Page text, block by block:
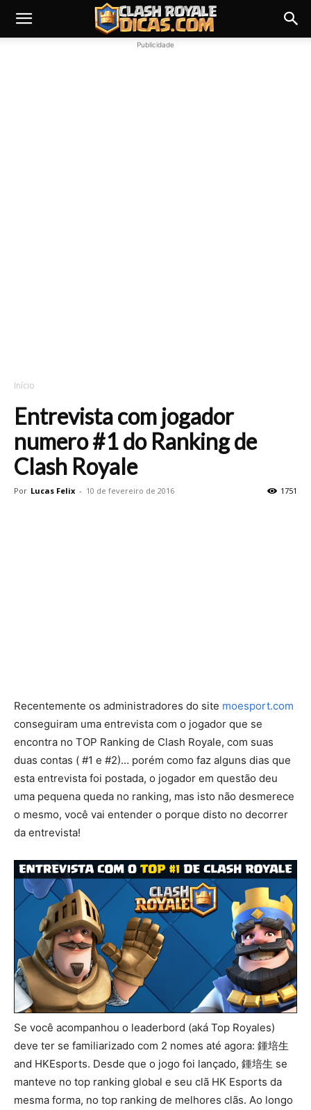
Publicidade
Início
Entrevista com jogador
numero #1 do Ranking de
Clash Royale
Por Lucas Felix - 10 de fevereiro de 2016 1751
Recentemente os administradores do site moesport.com
conseguiram uma entrevista com o jogador que se
encontra no TOP Ranking de Clash Royale, com suas
duas contas ( #1 e #2)… porém como faz alguns dias que
esta entrevista foi postada, o jogador em questão deu
uma pequena queda no ranking, mas isto não desmerece
o mesmo, você vai entender o porque disto no decorrer
da entrevista!
Se você acompanhou o leaderbord (aká Top Royales)
deve ter se familiarizado com 2 nomes até agora: 鍾培生
and HKEsports. Desde que o jogo foi lançado, 鍾培生 se
manteve no top ranking global e seu clã HK Esports da
mesma forma, no top ranking de melhores clãs. Ao longo